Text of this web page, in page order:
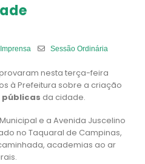
Imprensa Sessão Ordinária
nesta terça-feira
à Prefeitura sobre a criação
públicas da cidade.
e a Avenida Juscelino
no Taquaral de Campinas,
academias ao ar